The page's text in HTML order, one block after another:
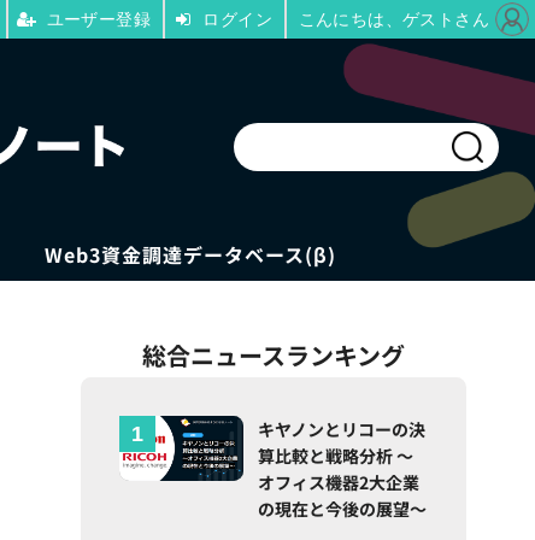
Web3資金調達データベース(β)
総合ニュースランキング
キヤノンとリコーの決
算比較と戦略分析 ～
オフィス機器2大企業
の現在と今後の展望～
ユーザー登録 ログイン こんにちは、ゲストさん